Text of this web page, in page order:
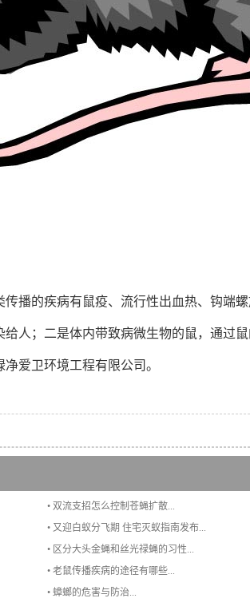
播的疾病有鼠疫、流行性出血热、钩端
人；二是体内带致病微生物的鼠，通过
净爱卫环境工程有限公司。
• 双流支招怎么控制苍蝇扩散...
• 又迎白蚁分飞期 住宅灭蚁指南发布...
• 区分大头金蝇和丝光禄蝇的习性...
• 老鼠传播疾病的途径有哪些...
• 蟑螂的危害与防治...